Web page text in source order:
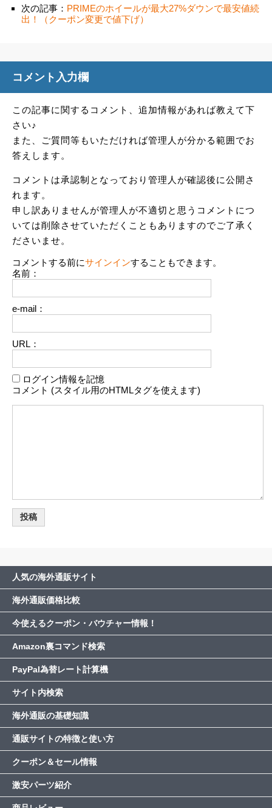
次の記事： PRIMEのホイールが最大27%ダウンで最安値続
出！（クーポン変更で値下げ）
コメント入力欄
この記事に関するコメント、追加情報があれば教えて下
さい♪
また、ご質問等もいただければ管理人が分かる範囲でお
答えします。
コメントは承認制となっており管理人が確認後に公開さ
れます。
申し訳ありませんが管理人が不適切と思うコメントにつ
いては削除させていただくこともありますのでご了承く
ださいませ。
コメントする前にサインインすることもできます。
名前：
e-mail：
URL：
ログイン情報を記憶
コメント (スタイル用のHTMLタグを使えます)
人気の海外通販サイト
海外通販価格比較
今使えるクーポン・バウチャー情報！
Amazon裏コマンド検索
PayPal為替レート計算機
サイト内検索
海外通販の基礎知識
通販サイトの特徴と使い方
クーポン＆セール情報
激安パーツ紹介